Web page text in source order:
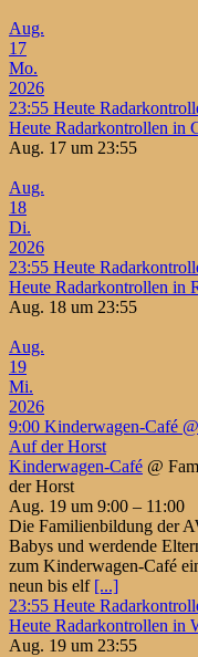
Aug.
17
Mo.
2026
23:55 Heute
Heute Radarkontrollen in
Aug. 17 um 23:55
Aug.
18
Di.
2026
23:55 Heute
Heute Radarkontrollen in
Aug. 18 um 23:55
Aug.
19
Mi.
2026
9:00 Kinderwagen-Café
Auf der Horst
Kinderwagen-Café @
der Horst
Aug. 19 um 9:00 – 11:00
Die Familienbildung der
Babys und werdende
zum Kinderwagen-Café
neun bis elf [...]
23:55 Heute
Heute Radarkontrollen in
Aug. 19 um 23:55